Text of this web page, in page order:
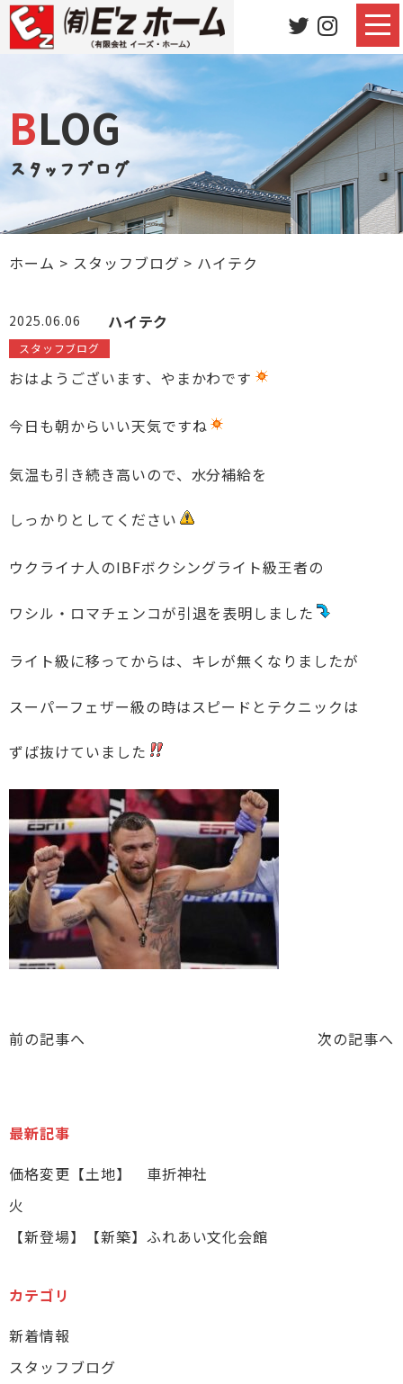
BLOG
スタッフブログ
ホーム > スタッフブログ > ハイテク
2025.06.06 ハイテク
スタッフブログ
おはようございます、やまかわです
今日も朝からいい天気ですね
気温も引き続き高いので、水分補給を
しっかりとしてください
ウクライナ人のIBFボクシングライト級王者の
ワシル・ロマチェンコが引退を表明しました
ライト級に移ってからは、キレが無くなりましたが
スーパーフェザー級の時はスピードとテクニックは
ずば抜けていました
前の記事へ 次の記事へ
最新記事
価格変更【土地】 車折神社
火
【新登場】【新築】ふれあい文化会館
カテゴリ
新着情報
スタッフブログ